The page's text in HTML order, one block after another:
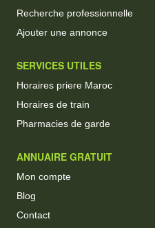
Recherche professionnelle
Ajouter une annonce
SERVICES UTILES
Horaires priere Maroc
Horaires de train
Pharmacies de garde
ANNUAIRE GRATUIT
Mon compte
Blog
Contact